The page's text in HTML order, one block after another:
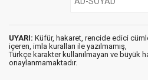
UYARI: Küfür, hakaret, rencide edici
içeren, imla kuralları ile yazılmamış,
Türkçe karakter kullanılmayan ve büyük
onaylanmamaktadır.